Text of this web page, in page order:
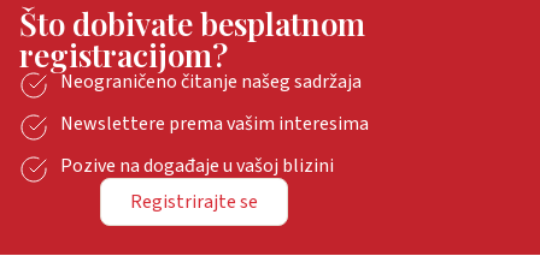
Što dobivate besplatnom
registracijom?
Neograničeno čitanje našeg sadržaja
Newslettere prema vašim interesima
Pozive na događaje u vašoj blizini
Registrirajte se